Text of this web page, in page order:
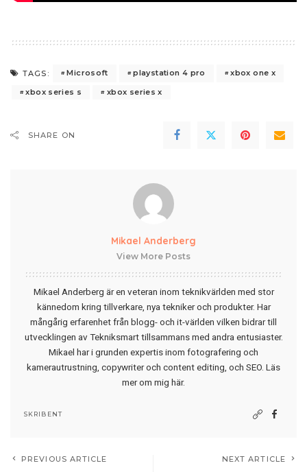
TAGS: Microsoft playstation 4 pro
xbox one x
xbox series s
xbox series x
SHARE ON
Mikael Anderberg
View More Posts
Mikael Anderberg är en veteran inom teknikvärlden med stor
kännedom kring tillverkare, nya tekniker och produkter. Har
mångårig erfarenhet från blogg- och it-världen vilken bidrar till
utvecklingen av Tekniksmart tillsammans med andra entusiaster.
Mikael har i grunden expertis inom fotografering och
kamerautrustning, copywriter och content editing, och SEO. Läs
mer om mig här.
SKRIBENT
PREVIOUS ARTICLE NEXT ARTICLE